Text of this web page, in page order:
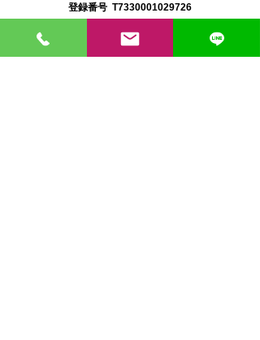
登録番号 T7330001029726
【1月・2月／冬季営業時間】9:30～19：00
【休み】日曜・祝日